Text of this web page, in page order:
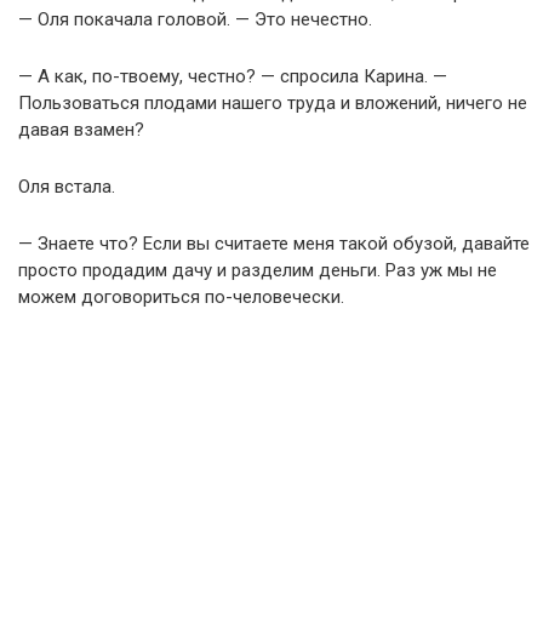
— Оля покачала головой. — Это нечестно.
— А как, по-твоему, честно? — спросила Карина. —
Пользоваться плодами нашего труда и вложений, ничего не
давая взамен?
Оля встала.
— Знаете что? Если вы считаете меня такой обузой, давайте
просто продадим дачу и разделим деньги. Раз уж мы не
можем договориться по-человечески.